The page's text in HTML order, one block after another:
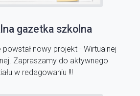
gazetka szkolna
powstał nowy projekt - Wirtualnej
Zapraszamy do aktywnego
w redagowaniu !!!